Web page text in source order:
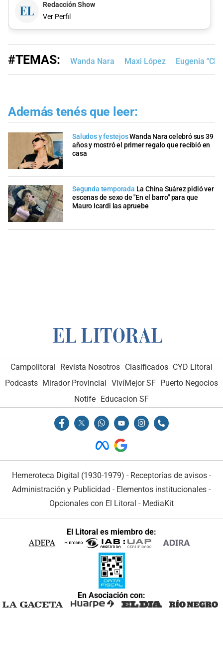
Redacción Show
Ver Perfil
#TEMAS: Wanda Nara Maxi López Eugenia
Además tenés que leer:
Saludos y festejosWanda Nara celebró sus 39
años y mostró el primer regalo que recibió en
casa
Segunda temporada La China Suárez pidió ver
escenas de sexo de "En el barro" para que
Mauro Icardi las apruebe
Campolitoral Revista Nosotros Clasificados CYD Litoral
Podcasts Mirador Provincial VivíMejor SF Puerto Negocios
Notife Educacion SF
Hemeroteca Digital (1930-1979) - Receptorías de avisos -
Administración y Publicidad - Elementos institucionales -
Opcionales con El Litoral - MediaKit
El Litoral es miembro de:
En Asociación con: